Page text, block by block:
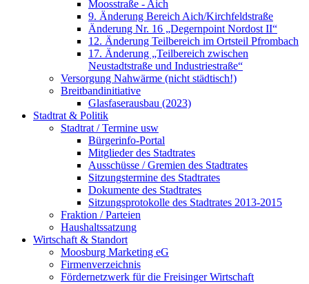
Moosstraße - Aich
9. Änderung Bereich Aich/Kirchfeldstraße
Änderung Nr. 16 „Degernpoint Nordost II“
12. Änderung Teilbereich im Ortsteil Pfrombach
17. Änderung „Teilbereich zwischen
Neustadtstraße und Industriestraße“
Versorgung Nahwärme (nicht städtisch!)
Breitbandinitiative
Glasfaserausbau (2023)
Stadtrat & Politik
Stadtrat / Termine usw
Bürgerinfo-Portal
Mitglieder des Stadtrates
Ausschüsse / Gremien des Stadtrates
Sitzungstermine des Stadtrates
Dokumente des Stadtrates
Sitzungsprotokolle des Stadtrates 2013-2015
Fraktion / Parteien
Haushaltssatzung
Wirtschaft & Standort
Moosburg Marketing eG
Firmenverzeichnis
Fördernetzwerk für die Freisinger Wirtschaft